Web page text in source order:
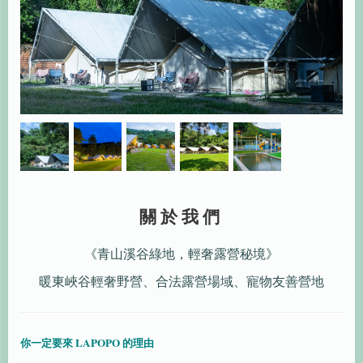
關於我們
《青山溪谷綠地，輕奢露營秘境》
暖東峽谷輕奢野營、合法露營場域、寵物友善營地
你一定要來 LAPOPO 的理由